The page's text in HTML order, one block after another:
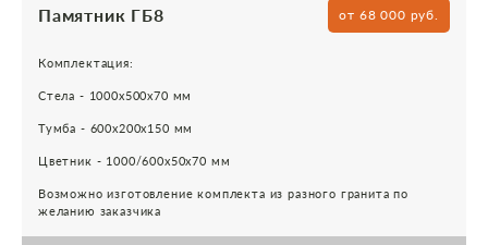
Памятник ГБ8 от 68 000 руб.
Комплектация:
Стела - 1000х500х70 мм
Тумба - 600х200х150 мм
Цветник - 1000/600х50х70 мм
Возможно изготовление комплекта из разного гранита по
желанию заказчика